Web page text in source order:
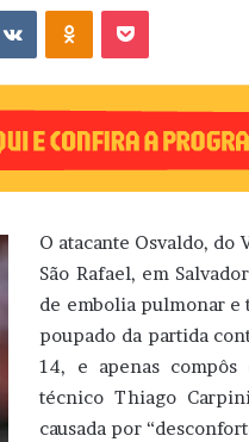
VK OK
O atacante Osvaldo,
São Rafael, em
de embolia pulmonar e
poupado da partida
14, e apenas
técnico Thiago
causada por